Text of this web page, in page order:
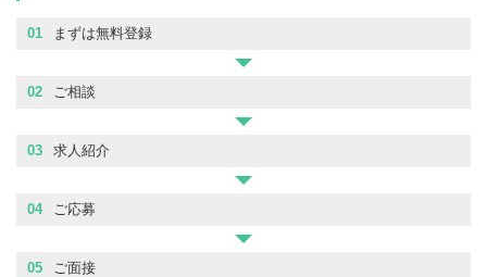
01 まずは無料登録
02 ご相談
03 求人紹介
04 ご応募
05 ご面接